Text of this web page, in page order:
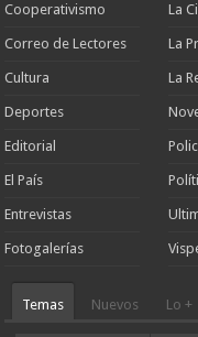
Cooperativismo
Correo de Lectores
Cultura
Deportes
Editorial
El País
Entrevistas
Fotogalerías
La
La
La
Temas Nuevos Lo +